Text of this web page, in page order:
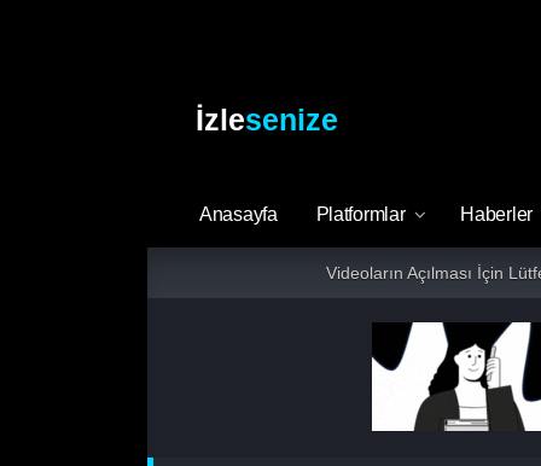
İzlesenize
Anasayfa Platformlar Haberler
Videoların Açılması İçin